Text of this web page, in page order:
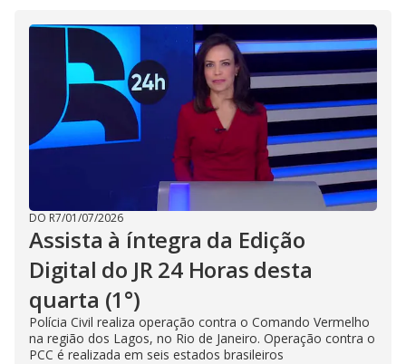
DO R7/01/07/2026
Assista à íntegra da Edição
Digital do JR 24 Horas desta
quarta (1°)
Polícia Civil realiza operação contra o Comando Vermelho
na região dos Lagos, no Rio de Janeiro. Operação contra o
PCC é realizada em seis estados brasileiros